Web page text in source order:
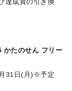
かたのせん フリー
31日(月)※予定